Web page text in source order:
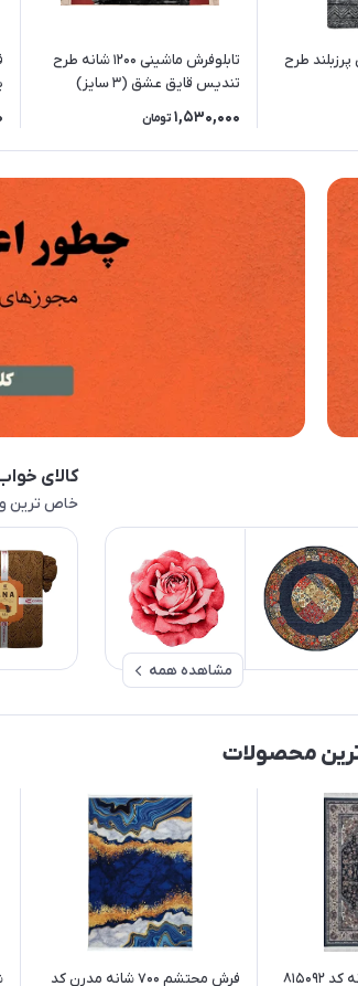
طرح
تابلوفرش ماشینی 1200 شانه طرح
تندیس قایق عشق (3 سایز)
1,530,000 تومان
مشاهده همه
کالای
خاص ترین و
محصولات
فرش مشهد 1500 شانه کد 815092
فرش محتشم 700 شانه مدرن کد